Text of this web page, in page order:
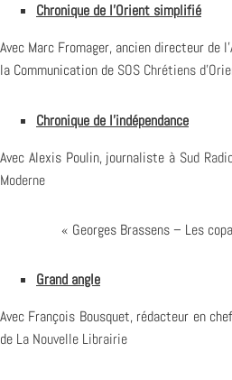
Chronique de l’Orient simplifié
Avec Marc Fromager, ancien directeur de l’
la Communication de SOS Chrétiens
Chronique de l’indépendance
Avec Alexis Poulin, journaliste à Sud
Moderne
« Georges Brassens – Les
Grand angle
Avec François Bousquet, rédacteur en
de La Nouvelle Librairie